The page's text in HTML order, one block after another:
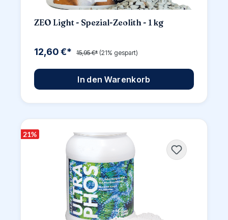
ZEO Light - Spezial-Zeolith - 1 kg
12,60 €* 15,95 €* (21% gespart)
In den Warenkorb
21%